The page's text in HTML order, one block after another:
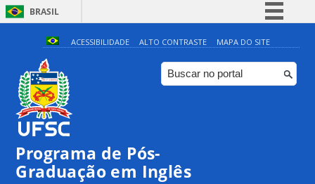
BRASIL
Simplifique!
Comunica BR
Participe
ACESSIBILIDADE ALTO CONTRASTE MAPA DO SITE
Programa de Pós-
Graduação em Inglês